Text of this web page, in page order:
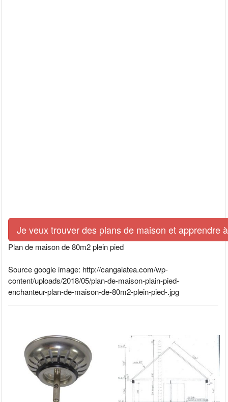
Je veux trouver des plans de maison et apprendre
Plan de maison de 80m2 plein pied
Source google image: http://cangalatea.com/wp-
content/uploads/2018/05/plan-de-maison-plain-pied-
enchanteur-plan-de-maison-de-80m2-plein-pied-.jpg